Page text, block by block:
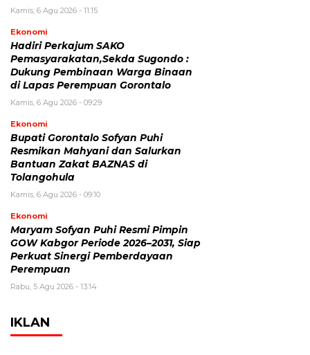
Kamis, 6 Agu 2026 - 11:15
Ekonomi
Hadiri Perkajum SAKO
Pemasyarakatan,Sekda Sugondo :
Dukung Pembinaan Warga Binaan
di Lapas Perempuan Gorontalo
Kamis, 6 Agu 2026 - 09:29
Ekonomi
Bupati Gorontalo Sofyan Puhi
Resmikan Mahyani dan Salurkan
Bantuan Zakat BAZNAS di
Tolangohula
Kamis, 6 Agu 2026 - 09:10
Ekonomi
Maryam Sofyan Puhi Resmi Pimpin
GOW Kabgor Periode 2026–2031, Siap
Perkuat Sinergi Pemberdayaan
Perempuan
Rabu, 5 Agu 2026 - 13:14
IKLAN